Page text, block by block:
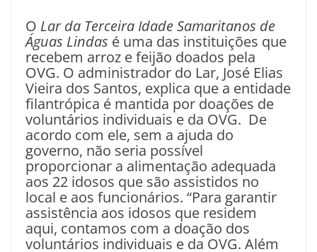
O Lar da Terceira Idade Samaritanos de
Águas Lindas é uma das instituições que
recebem arroz e feijão doados pela
OVG. O administrador do Lar, José Elias
Vieira dos Santos, explica que a entidade
filantrópica é mantida por doações de
voluntários individuais e da OVG. De
acordo com ele, sem a ajuda do
governo, não seria possível
proporcionar a alimentação adequada
aos 22 idosos que são assistidos no
local e aos funcionários. “Para garantir
assistência aos idosos que residem
aqui, contamos com a doação dos
voluntários individuais e da OVG. Além